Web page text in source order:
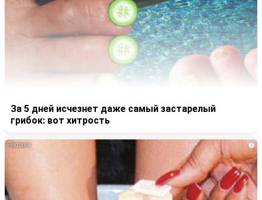
За 5 дней исчезнет даже самый застарелый
грибок: вот хитрость
i